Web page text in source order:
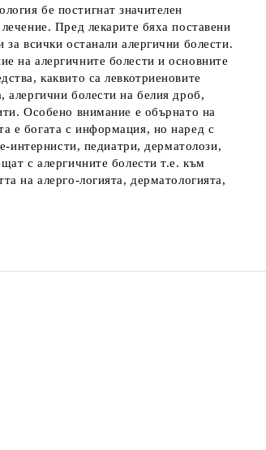
бе постигнат значителен
Пред лекарите бяха поставени
всички останали алергични болести.
на алергичните болести и основните
каквито са левкотриеновите
алергични болести на белия дроб,
Особено внимание е обърнато на
е богата с информация, но наред с
интернисти, педиатри, дерматолози,
с алергичните болести т.е. към
на алерго-логията, дерматологията,